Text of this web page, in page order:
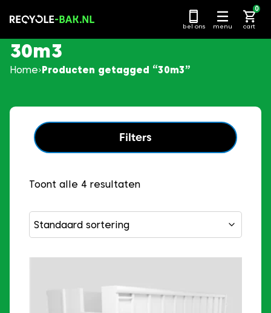
naar
bel ons menu cart
0
30m3
Home Producten getagged “30m3”
Filters
Toont alle 4 resultaten